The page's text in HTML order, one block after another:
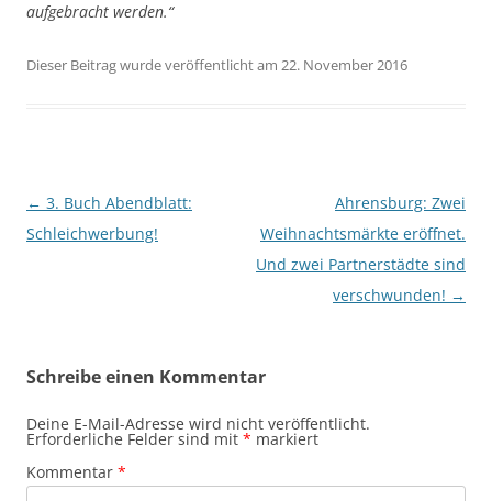
aufgebracht werden.“
Dieser Beitrag wurde veröffentlicht am 22. November 2016
Beitragsnavigation
← 3. Buch Abendblatt:
Schleichwerbung!
Ahrensburg: Zwei
Weihnachtsmärkte eröffnet.
Und zwei Partnerstädte sind
verschwunden! →
Schreibe einen Kommentar
Deine E-Mail-Adresse wird nicht veröffentlicht.
Erforderliche Felder sind mit * markiert
Kommentar *